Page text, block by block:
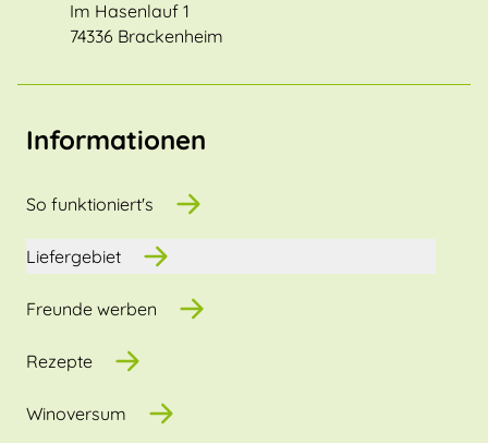
Im Hasenlauf 1
74336 Brackenheim
Informationen
So funktioniert's
Liefergebiet
Freunde werben
Rezepte
Winoversum